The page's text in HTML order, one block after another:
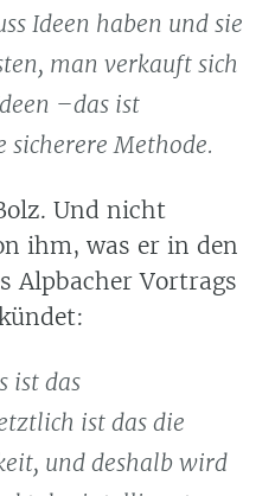
Ideen haben und sie
man verkauft sich
–das ist
Methode.
Und nicht
ihm, was er in den
Alpbacher Vortrags
ist das
ist das die
und deshalb wird